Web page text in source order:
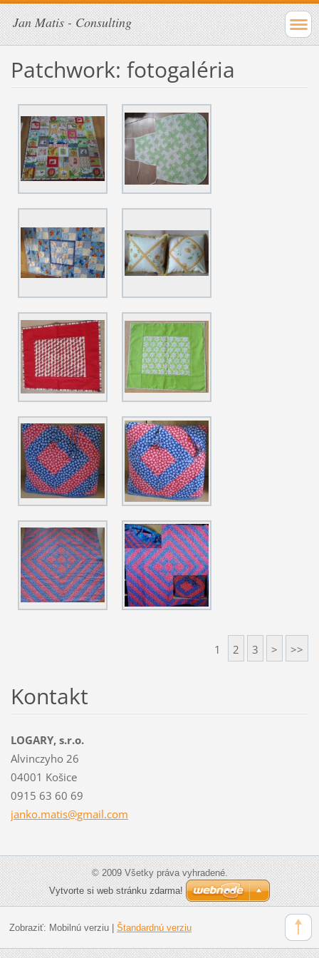
Jan Matis - Consulting
Patchwork: fotogaléria
1 2 3 > >>
Kontakt
LOGARY, s.r.o.
Alvinczyho 26
04001 Košice
0915 63 60 69
janko.matis@gmail.com
© 2009 Všetky práva vyhradené.
Vytvorte si web stránku zdarma!
Zobraziť: Mobilnú verziu| Štandardnú verziu